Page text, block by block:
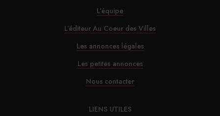
L’équipe
L’éditeur Au Coeur des Villes
Les annonces légales
Les petites annonces
Nous contacter
LIENS UTILES